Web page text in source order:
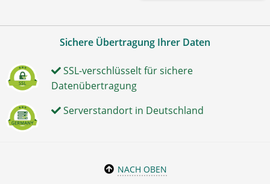
Sichere Übertragung Ihrer Daten
SSL-verschlüsselt für sichere
Datenübertragung
Serverstandort in Deutschland
NACH OBEN